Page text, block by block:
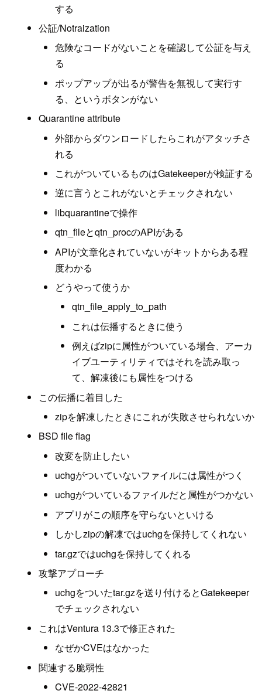
する
公証/Notraization
危険なコードがないことを確認して公証を与え
る
ポップアップが出るが警告を無視して実行す
る、というボタンがない
Quarantine attribute
外部からダウンロードしたらこれがアタッチさ
れる
これがついているものはGatekeeperが検証する
逆に言うとこれがないとチェックされない
libquarantineで操作
qtn_fileとqtn_procのAPIがある
APIが文章化されていないがキットからある程
度わかる
どうやって使うか
qtn_file_apply_to_path
これは伝播するときに使う
例えばzipに属性がついている場合、アーカ
イブユーティリティではそれを読み取っ
て、解凍後にも属性をつける
この伝播に着目した
zipを解凍したときにこれが失敗させられないか
BSD file flag
改変を防止したい
uchgがついていないファイルには属性がつく
uchgがついているファイルだと属性がつかない
アプリがこの順序を守らないといける
しかしzipの解凍ではuchgを保持してくれない
tar.gzではuchgを保持してくれる
攻撃アプローチ
uchgをついたtar.gzを送り付けるとGatekeeper
でチェックされない
これはVentura 13.3で修正された
なぜかCVEはなかった
関連する脆弱性
CVE-2022-42821